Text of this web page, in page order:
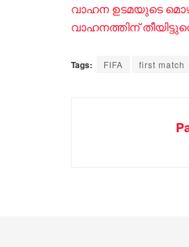
വാഹന ഉടമയുടെ
വാഹനത്തിന്
Tags: FIFA first match